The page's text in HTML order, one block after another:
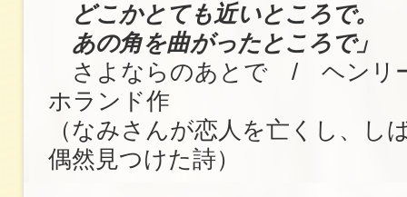
どこかとても近いところで。
あの角を曲がったところで」
さよならのあとで / ヘンリ
ホランド作
（なみさんが恋人を亡くし、し
偶然見つけた詩）